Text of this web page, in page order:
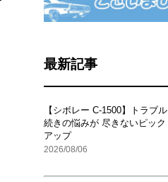
最新記事
【シボレー C-1500】トラブル
続きの悩みが 尽きないピック
アップ
2026/08/06